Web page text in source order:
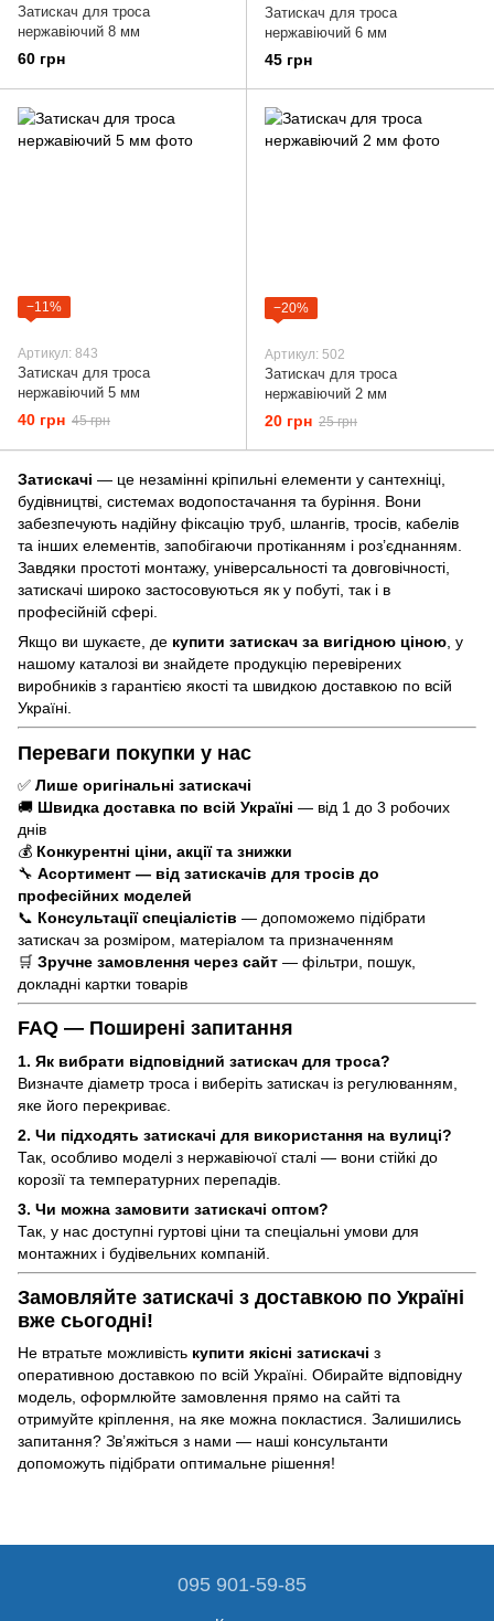
Затискач для троса
нержавіючий 8 мм
60 грн
Затискач для троса
нержавіючий 6 мм
45 грн
−11%
Артикул: 843
Затискач для троса
нержавіючий 5 мм
40 грн 45 грн
−20%
Артикул: 502
Затискач для троса
нержавіючий 2 мм
20 грн 25 грн
Затискачі — це незамінні кріпильні елементи у сантехніці,
будівництві, системах водопостачання та буріння. Вони
забезпечують надійну фіксацію труб, шлангів, тросів, кабелів
та інших елементів, запобігаючи протіканням і роз’єднанням.
Завдяки простоті монтажу, універсальності та довговічності,
затискачі широко застосовуються як у побуті, так і в
професійній сфері.
Якщо ви шукаєте, де купити затискач за вигідною ціною, у
нашому каталозі ви знайдете продукцію перевірених
виробників з гарантією якості та швидкою доставкою по всій
Україні.
Переваги покупки у нас
✅ Лише оригінальні затискачі
🚚 Швидка доставка по всій Україні — від 1 до 3 робочих
днів
💰 Конкурентні ціни, акції та знижки
🔧 Асортимент — від затискачів для тросів до
професійних моделей
📞 Консультації спеціалістів — допоможемо підібрати
затискач за розміром, матеріалом та призначенням
🛒 Зручне замовлення через сайт — фільтри, пошук,
докладні картки товарів
FAQ — Поширені запитання
1. Як вибрати відповідний затискач для троса?
Визначте діаметр троса і виберіть затискач із регулюванням,
яке його перекриває.
2. Чи підходять затискачі для використання на вулиці?
Так, особливо моделі з нержавіючої сталі — вони стійкі до
корозії та температурних перепадів.
3. Чи можна замовити затискачі оптом?
Так, у нас доступні гуртові ціни та спеціальні умови для
монтажних і будівельних компаній.
Замовляйте затискачі з доставкою по Україні
вже сьогодні!
Не втратьте можливість купити якісні затискачі з
оперативною доставкою по всій Україні. Обирайте відповідну
модель, оформлюйте замовлення прямо на сайті та
отримуйте кріплення, на яке можна покластися. Залишились
запитання? Зв’яжіться з нами — наші консультанти
допоможуть підібрати оптимальне рішення!
095 901-59-85